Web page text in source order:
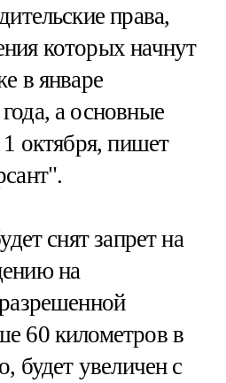
права,
которых начнут
в январе
а основные
1 октября, пишет
снят запрет на
на
60 километров в
будет увеличен с